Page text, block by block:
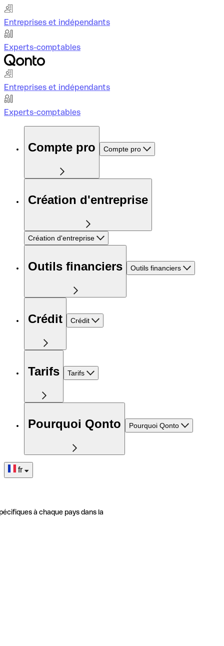
Entreprises et indépendants
Experts-comptables
Entreprises et indépendants
Experts-comptables
Compte pro Compte pro
Création d'entreprise
Création d'entreprise
Outils financiers Outils financiers
Crédit Crédit
Tarifs Tarifs
Pourquoi Qonto Pourquoi Qonto
fr
à chaque pays dans la